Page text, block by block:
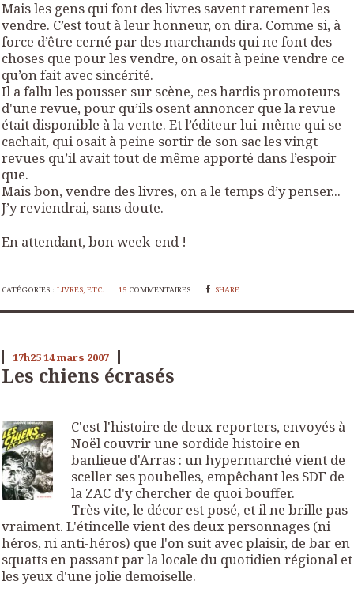
Mais les gens qui font des livres savent rarement les
vendre. C’est tout à leur honneur, on dira. Comme si, à
force d’être cerné par des marchands qui ne font des
choses que pour les vendre, on osait à peine vendre ce
qu’on fait avec sincérité.
Il a fallu les pousser sur scène, ces hardis promoteurs
d'une revue, pour qu’ils osent annoncer que la revue
était disponible à la vente. Et l’éditeur lui-même qui se
cachait, qui osait à peine sortir de son sac les vingt
revues qu’il avait tout de même apporté dans l’espoir
que.
Mais bon, vendre des livres, on a le temps d’y penser...
J’y reviendrai, sans doute.
En attendant, bon week-end !
CATÉGORIES : LIVRES, ETC. 15 COMMENTAIRES SHARE
17h2514mars 2007
Les chiens écrasés
C'est l'histoire de deux reporters, envoyés à
Noël couvrir une sordide histoire en
banlieue d'Arras : un hypermarché vient de
sceller ses poubelles, empêchant les SDF de
la ZAC d'y chercher de quoi bouffer.
Très vite, le décor est posé, et il ne brille pas
vraiment. L'étincelle vient des deux personnages (ni
héros, ni anti-héros) que l'on suit avec plaisir, de bar en
squatts en passant par la locale du quotidien régional et
les yeux d'une jolie demoiselle.